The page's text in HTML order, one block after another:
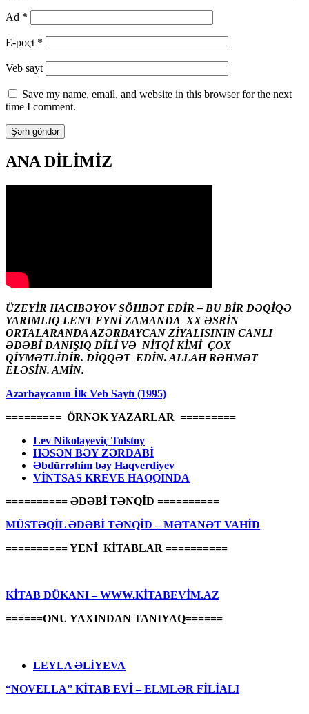
Ad *
E-poçt *
Veb sayt
Save my name, email, and website in this browser for the next
time I comment.
ANA DİLİMİZ
ÜZEYİR HACIBƏYOV SÖHBƏT EDİR – BU BİR DƏQİQƏ
YARIMLIQ LENT EYNİ ZAMANDA XX ƏSRİN
ORTALARANDA AZƏRBAYCAN ZİYALISININ CANLI
ƏDƏBİ DANIŞIQ DİLİ VƏ NİTQİ KİMİ ÇOX
QİYMƏTLİDİR. DİQQƏT EDİN. ALLAH RƏHMƏT
ELƏSİN. AMİN.
Azərbaycanın İlk Veb Saytı (1995)
========= ÖRNƏK YAZARLAR =========
Lev Nikolayeviç Tolstoy
HƏSƏN BƏY ZƏRDABİ
Əbdürrəhim bəy Haqverdiyev
VİNTSAS KREVE HAQQINDA
========== ƏDƏBİ TƏNQİD ==========
MÜSTƏQİL ƏDƏBİ TƏNQİD – MƏTANƏT VAHİD
========== YENİ KİTABLAR ==========
KİTAB DÜKANI – WWW.KİTABEVİM.AZ
======ONU YAXINDAN TANIYAQ======
LEYLA ƏLİYEVA
“NOVELLA” KİTAB EVİ – ELMLƏR FİLİALI